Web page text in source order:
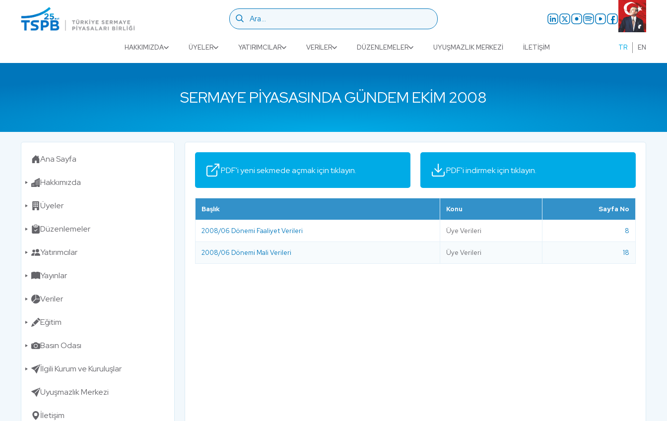
HAKKIMIZDA ÜYELER YATIRIMCILAR VERILER DÜZENLEMELER UYUŞMAZLIK MERKEZI İLETIŞIM TR EN
SERMAYE PIYASASINDA GÜNDEM EKIM 2008
Ana Sayfa
Hakkımızda
Üyeler
Düzenlemeler
Yatırımcılar
Yayınlar
Veriler
Eğitim
Basın Odası
İlgili Kurum ve Kuruluşlar
Uyuşmazlık Merkezi
İletişim
PDF'i yeni sekmede açmak için tıklayın. PDF'i indirmek için tıklayın.
Başlık Konu Sayfa No
2008/06 Dönemi Faaliyet Verileri Üye Verileri 8
2008/06 Dönemi Mali Verileri Üye Verileri 18